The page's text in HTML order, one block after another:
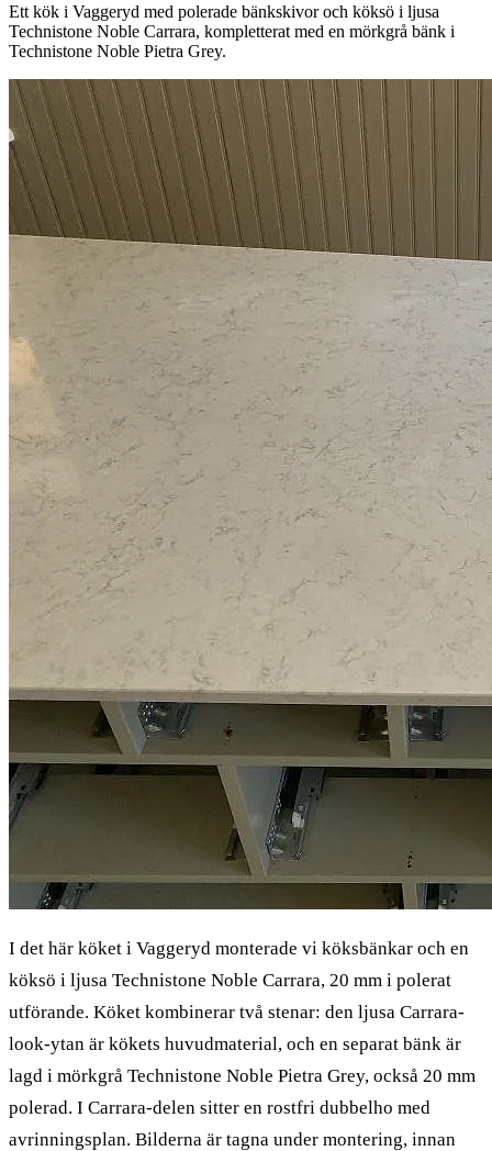
Ett kök i Vaggeryd med polerade bänkskivor och köksö i ljusa
Technistone Noble Carrara, kompletterat med en mörkgrå bänk i
Technistone Noble Pietra Grey.
I det här köket i Vaggeryd monterade vi köksbänkar och en
köksö i ljusa Technistone Noble Carrara, 20 mm i polerat
utförande. Köket kombinerar två stenar: den ljusa Carrara-
look-ytan är kökets huvudmaterial, och en separat bänk är
lagd i mörkgrå Technistone Noble Pietra Grey, också 20 mm
polerad. I Carrara-delen sitter en rostfri dubbelho med
avrinningsplan. Bilderna är tagna under montering, innan